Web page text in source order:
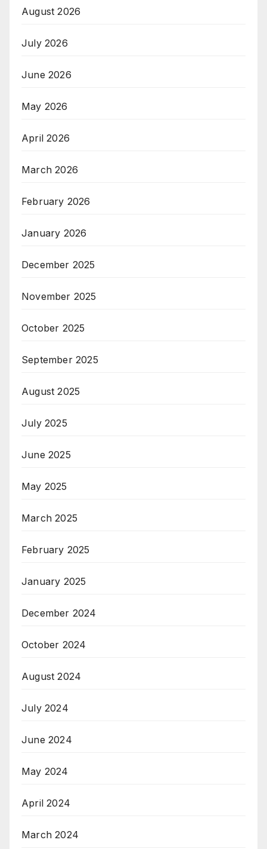
August 2026
July 2026
June 2026
May 2026
April 2026
March 2026
February 2026
January 2026
December 2025
November 2025
October 2025
September 2025
August 2025
July 2025
June 2025
May 2025
March 2025
February 2025
January 2025
December 2024
October 2024
August 2024
July 2024
June 2024
May 2024
April 2024
March 2024